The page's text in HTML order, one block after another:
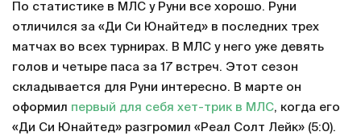
По статистике в МЛС у Руни все хорошо. Руни
отличился за «Ди Си Юнайтед» в последних трех
матчах во всех турнирах. В МЛС у него уже девять
голов и четыре паса за 17 встреч. Этот сезон
складывается для Руни интересно. В марте он
оформил первый для себя хет-трик в МЛС, когда его
«Ди Си Юнайтед» разгромил «Реал Солт Лейк» (5:0).